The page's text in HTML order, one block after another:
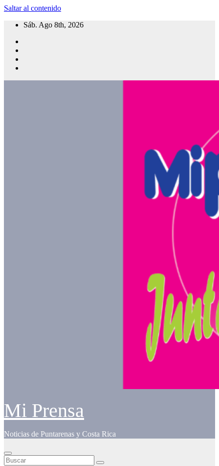
Saltar al contenido
Sáb. Ago 8th, 2026
Mi Prensa
Noticias de Puntarenas y Costa Rica